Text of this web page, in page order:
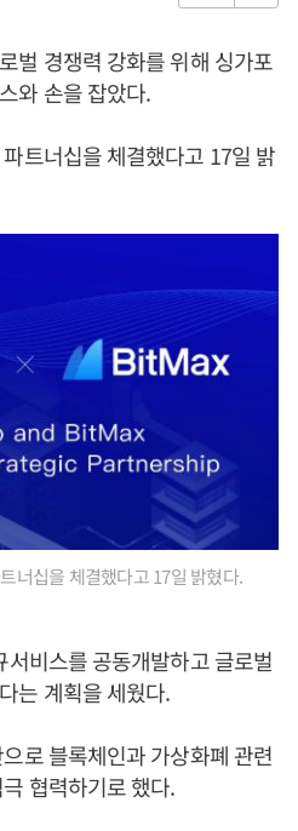
벌 경쟁력 강화를 위해 싱가포
와 손을 잡았다.
트너십을 체결했다고 17일 밝
너십을 체결했다고 17일 밝혔다.
비스를 공동개발하고 글로벌
는 계획을 세웠다.
로 블록체인과 가상화폐 관련
협력하기로 했다.